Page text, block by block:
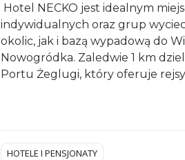
Hotel NECKO jest idealnym
indywidualnych oraz grup
okolic, jak i bazą wypadową do
Nowogródka. Zaledwie 1 km
Portu Żeglugi, który oferuje
HOTELE I PENSJONATY